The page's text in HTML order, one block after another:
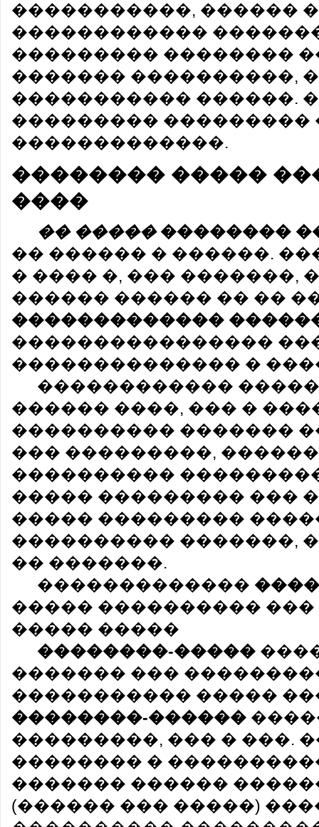
�����������, ������
������������
��������� ��������
������� ����������,
����������� ������.
��������� ���������
�������������.
�������� �����
����
�� �������������
�� ������ � ������.
� ���� �, ��� �������,
������ ������ �� ��
�������������
����������������
�������������� �
������������
������ ����, ��� �
���������� �������
��� ���������,
����������
����� ��������� ���
����� ���������
���������� �������,
�� �������.
�������������
����� ���������� ���
����� �����
��������-�����
������� ���
����������� �����
��������-������
���������, ��� � ���.
�������� �
������� ������
(������ ��� �����)